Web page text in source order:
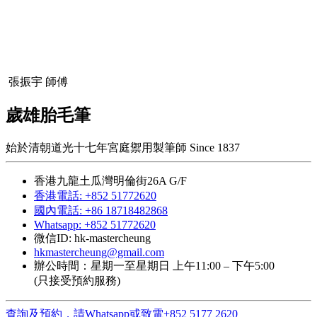
張振宇 師傅
歲雄胎毛筆
始於清朝道光十七年宮庭禦用製筆師 Since 1837
香港九龍土瓜灣明倫街26A G/F
香港電話: +852 51772620
國內電話: +86 18718482868
Whatsapp: +852 51772620
微信ID: hk-mastercheung
hkmastercheung@gmail.com
辦公時間：星期一至星期日 上午11:00 – 下午5:00
(只接受預約服務)
查詢及預約，請Whatsapp或致電+852 5177 2620